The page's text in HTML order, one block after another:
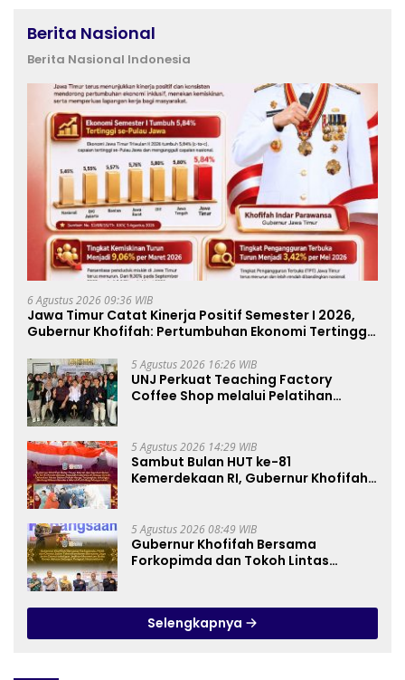
Berita Nasional
Berita Nasional Indonesia
6 Agustus 2026 09:36 WIB
Jawa Timur Catat Kinerja Positif Semester I 2026,
Gubernur Khofifah: Pertumbuhan Ekonomi Tertinggi
5 Agustus 2026 16:26 WIB
UNJ Perkuat Teaching Factory
Coffee Shop melalui Pelatihan
5 Agustus 2026 14:29 WIB
Sambut Bulan HUT ke-81
Kemerdekaan RI, Gubernur Khofifah
Merah Putih Bagi Masyarakat
5 Agustus 2026 08:49 WIB
Gubernur Khofifah Bersama
Forkopimda dan Tokoh Lintas
Semangat Kebangsaan
Selengkapnya